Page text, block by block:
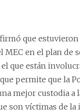
que
MEC en el plan de
el que están
permite que la
mejor custodia a
son víctimas de la